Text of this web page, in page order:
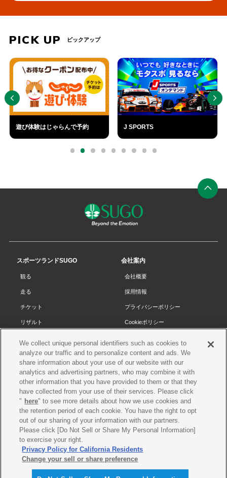
各種レース情報
PICK UP ピックアップ
遊び体験はじゃらんで予約 J SPORTS
部
0 1 2 3 4 5 6 7 8
PREV NEXT
の
スポーツランドSUGO
観る
走る
チケット
リザルト
SUGOで遊ぼう
イベントスケジュール
営業案内・アクセス
レースオフィシャル
会社案内
会社概要
採用情報
プライバシーポリシー
Cookieポリシー
お問い合わせ
©SUGO. All rights reserved
We collect unique personal identifiers such as cookies to
analyze our traffic and to personalize content and ads. We
share information about your use of our website with our
analytics and advertising partners, who may combine it with
other information that you have provided to them or that they
have collected from your use of their services. Please click
" here" to see more details about how we use cookies and
the retention period of each cookie. You have the right to opt
out of our sharing of your information with our partners.
Please click [Do Not Sell or Share My Personal Information]
to exercise your right.
Privacy Policy for California Residents
Change your sell or share preference